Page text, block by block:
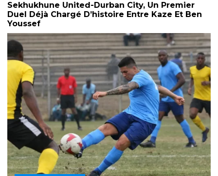
Sekhukhune United-Durban City, Un Premier
Duel Déjà Chargé D’histoire Entre Kaze Et Ben
Youssef